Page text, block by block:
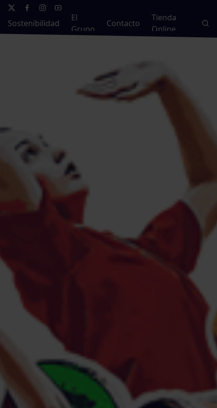
Sostenibilidad
El
Grupo
Contacto
Tienda
Online